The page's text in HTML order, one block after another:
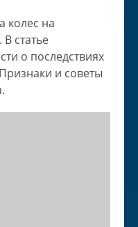
колес на
статье
о последствиях
и советы